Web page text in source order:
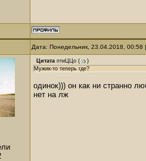
Дата: Понедельник, 23.04.2018,
Цитата птиЦЦо (
)
Мужик-то теперь где?
одинок))) он как ни странно
нет на лж